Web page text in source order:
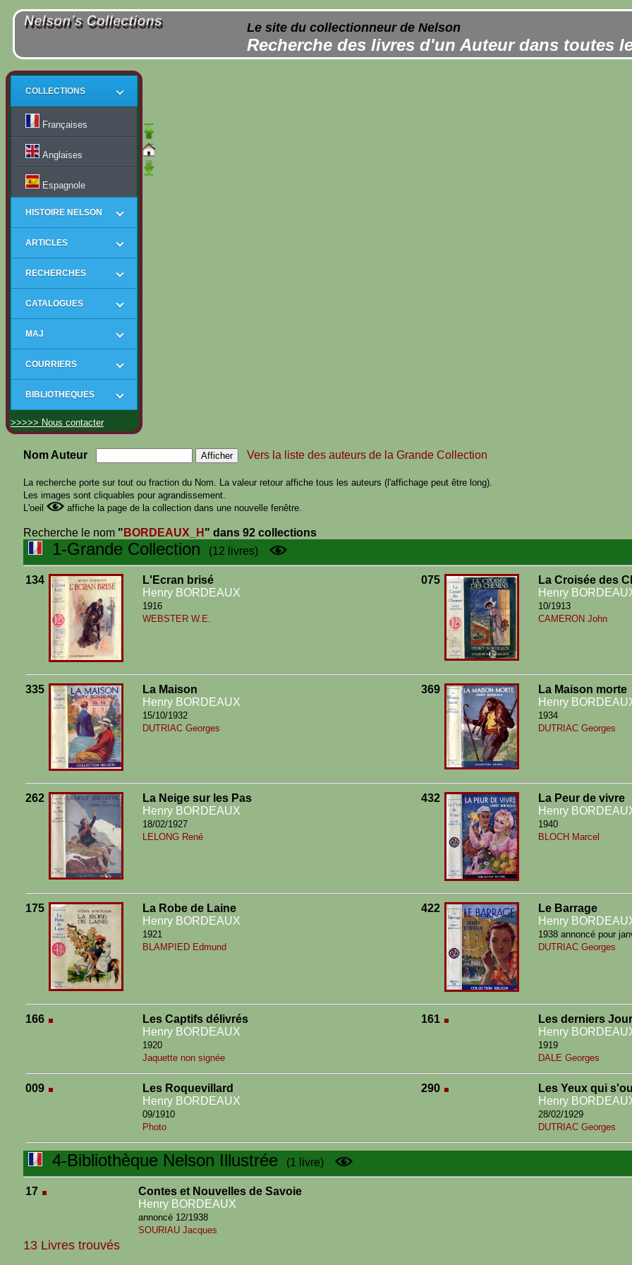
Le site du collectionneur de Nelson
Recherche des livres d'un Auteur dans toutes
COLLECTIONS
Françaises
Anglaises
Espagnole
HISTOIRE NELSON
ARTICLES
RECHERCHES
CATALOGUES
MAJ
COURRIERS
BIBLIOTHEQUES
>>>>> Nous contacter
Nom Auteur Vers la liste des auteurs de la Grande Collection
La recherche porte sur tout ou fraction du Nom. La valeur retour affiche tous les auteurs (l'affichage peut être long).
Les images sont cliquables pour agrandissement.
L'oeil
affiche la page de la collection dans une nouvelle fenêtre.
Recherche le nom " BORDEAUX_H " dans 92 collections
1-Grande Collection (12 livres)
134
L'Ecran brisé
Henry BORDEAUX
1916
WEBSTER W.E.
075
La Croisée des
Henry
10/1913
CAMERON John
335
La Maison
Henry BORDEAUX
15/10/1932
DUTRIAC Georges
369
La Maison morte
Henry
1934
DUTRIAC Georges
262
La Neige sur les Pas
Henry BORDEAUX
18/02/1927
LELONG René
432
La Peur de vivre
Henry
1940
BLOCH Marcel
175
La Robe de Laine
Henry BORDEAUX
1921
BLAMPIED Edmund
422
Le Barrage
Henry
1938 annoncé pour
DUTRIAC Georges
166
Les Captifs délivrés
Henry BORDEAUX
1920
Jaquette non signée
161
Les derniers
Henry
1919
DALE Georges
009
Les Roquevillard
Henry BORDEAUX
09/1910
Photo
290
Les Yeux qui
Henry
28/02/1929
DUTRIAC Georges
4-Bibliothèque Nelson Illustrée (1 livre)
17
Contes et Nouvelles de Savoie
Henry BORDEAUX
annoncé 12/1938
SOURIAU Jacques
13 Livres trouvés